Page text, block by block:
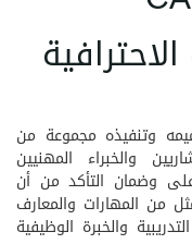
وتنفيذه مجموعة من
والخبراء المهنيين
وضمان التأكد من أن
من المهارات والمعارف
والخبرة الوظيفية